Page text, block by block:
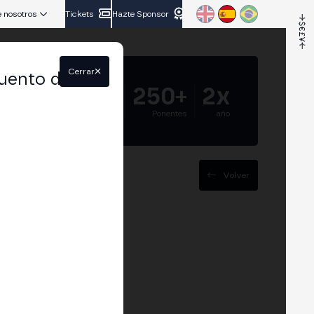
nosotros Tickets Hazte Sponsor
250+
Ponentes
2x
año
Volver
delCerrar